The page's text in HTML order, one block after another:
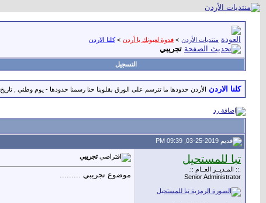
منتديات الأردن > فدوة لعيونك يا أردن >كلنا الاردن
تجريبي
التسجيل
كلنا الاردن الأردن حدودها ما تنرسم على الورق بقلوبنا حنا رسمنا حدودها - يوم وطني ,
تبا للمستحيل
.:: المـديــر العــام ::.
Senior Administrator
تجريبي
موضوع تجريبي .........